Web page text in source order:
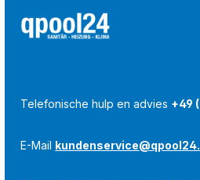
Telefonische hulp en advies +49
E-Mail